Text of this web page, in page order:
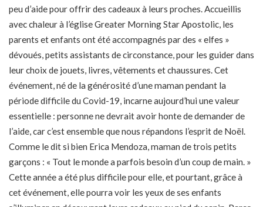
peu d’aide pour offrir des cadeaux à leurs proches. Accueillis
avec chaleur à l’église Greater Morning Star Apostolic, les
parents et enfants ont été accompagnés par des « elfes »
dévoués, petits assistants de circonstance, pour les guider dans
leur choix de jouets, livres, vêtements et chaussures. Cet
événement, né de la générosité d’une maman pendant la
période difficile du Covid-19, incarne aujourd’hui une valeur
essentielle : personne ne devrait avoir honte de demander de
l’aide, car c’est ensemble que nous répandons l’esprit de Noël.
Comme le dit si bien Erica Mendoza, maman de trois petits
garçons : « Tout le monde a parfois besoin d’un coup de main. »
Cette année a été plus difficile pour elle, et pourtant, grâce à
cet événement, elle pourra voir les yeux de ses enfants